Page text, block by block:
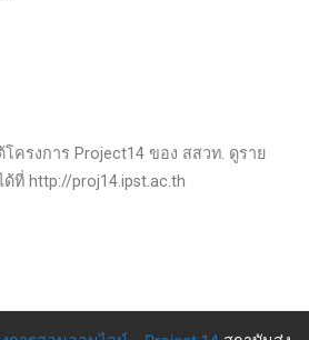
ครงการ Project14 ของ สสวท. ดูราย
ด้ที่ http://proj14.ipst.ac.th